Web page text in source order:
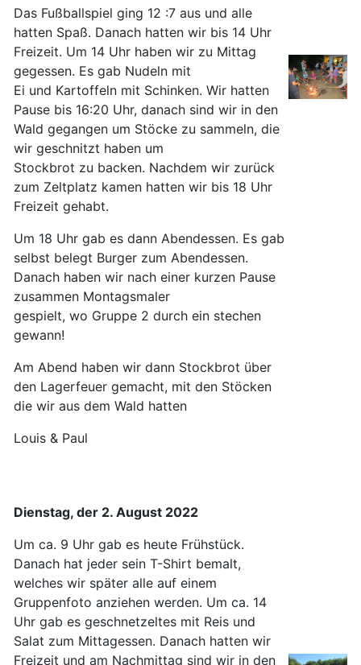
Das Fußballspiel ging 12 :7 aus und alle
hatten Spaß. Danach hatten wir bis 14 Uhr
Freizeit. Um 14 Uhr haben wir zu Mittag
gegessen. Es gab Nudeln mit
Ei und Kartoffeln mit Schinken. Wir hatten
Pause bis 16:20 Uhr, danach sind wir in den
Wald gegangen um Stöcke zu sammeln, die
wir geschnitzt haben um
Stockbrot zu backen. Nachdem wir zurück
zum Zeltplatz kamen hatten wir bis 18 Uhr
Freizeit gehabt.
Um 18 Uhr gab es dann Abendessen. Es gab
selbst belegt Burger zum Abendessen.
Danach haben wir nach einer kurzen Pause
zusammen Montagsmaler
gespielt, wo Gruppe 2 durch ein stechen
gewann!
Am Abend haben wir dann Stockbrot über
den Lagerfeuer gemacht, mit den Stöcken
die wir aus dem Wald hatten
Louis & Paul
Dienstag, der 2. August 2022
Um ca. 9 Uhr gab es heute Frühstück.
Danach hat jeder sein T-Shirt bemalt,
welches wir später alle auf einem
Gruppenfoto anziehen werden. Um ca. 14
Uhr gab es geschnetzeltes mit Reis und
Salat zum Mittagessen. Danach hatten wir
Freizeit und am Nachmittag sind wir in den